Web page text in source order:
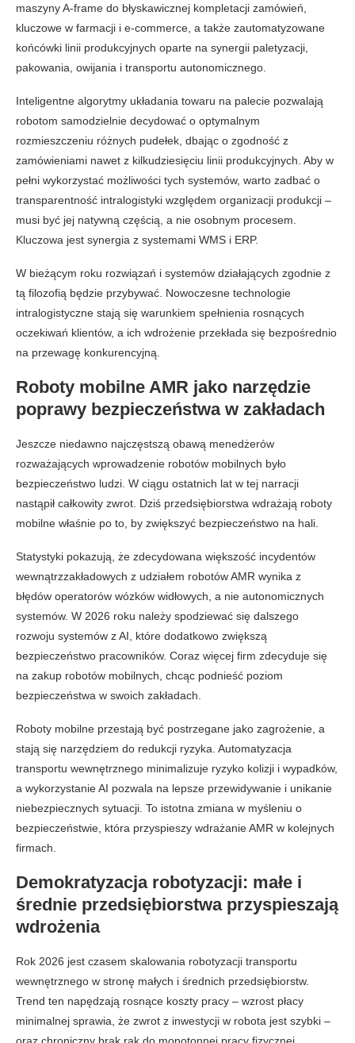
maszyny A-frame do błyskawicznej kompletacji zamówień,
kluczowe w farmacji i e-commerce, a także zautomatyzowane
końcówki linii produkcyjnych oparte na synergii paletyzacji,
pakowania, owijania i transportu autonomicznego.
Inteligentne algorytmy układania towaru na palecie pozwalają
robotom samodzielnie decydować o optymalnym
rozmieszczeniu różnych pudełek, dbając o zgodność z
zamówieniami nawet z kilkudziesięciu linii produkcyjnych. Aby w
pełni wykorzystać możliwości tych systemów, warto zadbać o
transparentność intralogistyki względem organizacji produkcji –
musi być jej natywną częścią, a nie osobnym procesem.
Kluczowa jest synergia z systemami WMS i ERP.
W bieżącym roku rozwiązań i systemów działających zgodnie z
tą filozofią będzie przybywać. Nowoczesne technologie
intralogistyczne stają się warunkiem spełnienia rosnących
oczekiwań klientów, a ich wdrożenie przekłada się bezpośrednio
na przewagę konkurencyjną.
Roboty mobilne AMR jako narzędzie
poprawy bezpieczeństwa w zakładach
Jeszcze niedawno najczęstszą obawą menedżerów
rozważających wprowadzenie robotów mobilnych było
bezpieczeństwo ludzi. W ciągu ostatnich lat w tej narracji
nastąpił całkowity zwrot. Dziś przedsiębiorstwa wdrażają roboty
mobilne właśnie po to, by zwiększyć bezpieczeństwo na hali.
Statystyki pokazują, że zdecydowana większość incydentów
wewnątrzzakładowych z udziałem robotów AMR wynika z
błędów operatorów wózków widłowych, a nie autonomicznych
systemów. W 2026 roku należy spodziewać się dalszego
rozwoju systemów z AI, które dodatkowo zwiększą
bezpieczeństwo pracowników. Coraz więcej firm zdecyduje się
na zakup robotów mobilnych, chcąc podnieść poziom
bezpieczeństwa w swoich zakładach.
Roboty mobilne przestają być postrzegane jako zagrożenie, a
stają się narzędziem do redukcji ryzyka. Automatyzacja
transportu wewnętrznego minimalizuje ryzyko kolizji i wypadków,
a wykorzystanie AI pozwala na lepsze przewidywanie i unikanie
niebezpiecznych sytuacji. To istotna zmiana w myśleniu o
bezpieczeństwie, która przyspieszy wdrażanie AMR w kolejnych
firmach.
Demokratyzacja robotyzacji: małe i
średnie przedsiębiorstwa przyspieszają
wdrożenia
Rok 2026 jest czasem skalowania robotyzacji transportu
wewnętrznego w stronę małych i średnich przedsiębiorstw.
Trend ten napędzają rosnące koszty pracy – wzrost płacy
minimalnej sprawia, że zwrot z inwestycji w robota jest szybki –